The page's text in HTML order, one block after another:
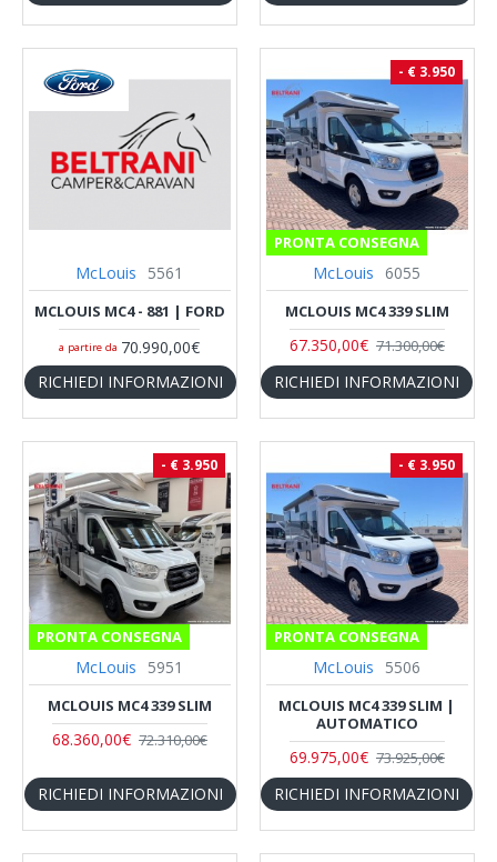
McLouis 5561
MCLOUIS MC4 - 881 | FORD
a partire da 70.990,00€
RICHIEDI INFORMAZIONI
PRONTA CONSEGNA
- € 3.950
McLouis 6055
MCLOUIS MC4 339 SLIM
67.350,00€ 71.300,00€
RICHIEDI INFORMAZIONI
PRONTA CONSEGNA
- € 3.950
McLouis 5951
MCLOUIS MC4 339 SLIM
68.360,00€ 72.310,00€
RICHIEDI INFORMAZIONI
PRONTA CONSEGNA
- € 3.950
McLouis 5506
MCLOUIS MC4 339 SLIM |
AUTOMATICO
69.975,00€ 73.925,00€
RICHIEDI INFORMAZIONI